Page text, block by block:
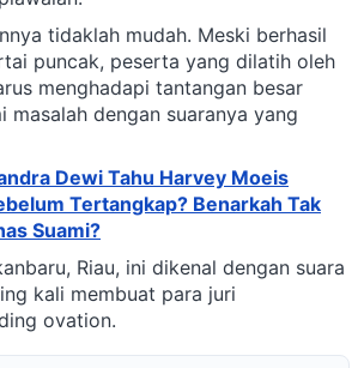
tidaklah mudah. Meski berhasil
puncak, peserta yang dilatih oleh
menghadapi tantangan besar
masalah dengan suaranya yang
Dewi Tahu Harvey Moeis
Tertangkap? Benarkah Tak
Suami?
Riau, ini dikenal dengan suara
kali membuat para juri
ovation.